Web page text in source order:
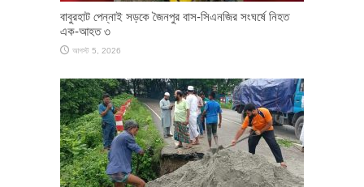
বাবুরহাট পেন্নাই সড়কে জৈনপুর বাস-সিএনজির সংঘর্ষে নিহত
এক-আহত ৩
আগস্ট 5, 2026